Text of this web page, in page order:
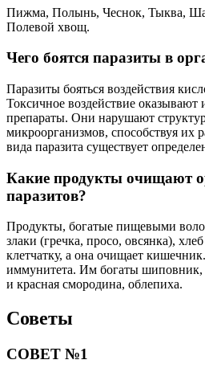
Пижма, Полынь, Чеснок, Тыква,
Полевой хвощ.
Чего боятся паразиты в
Паразиты бояться воздействия
Токсичное воздействие оказывают
препараты. Они нарушают
микроорганизмов, способствуя их
вида паразита существует
Какие продукты очищают
паразитов?
Продукты, богатые пищевыми
злаки (гречка, просо, овсянка),
клетчатку, а она очищает
иммунитета. Им богаты шиповник,
и красная смородина, облепиха.
Советы
СОВЕТ №1